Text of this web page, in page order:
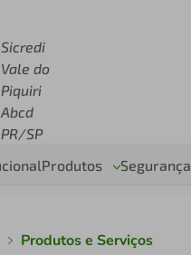
Sicredi
Vale do
Piquiri
Abcd
PR/SP
Produtos Segurança
Produtos e Serviços